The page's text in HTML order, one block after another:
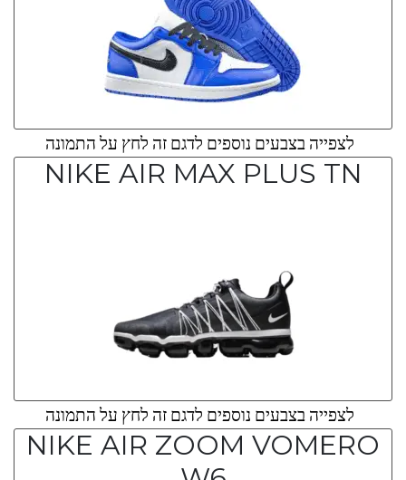
לצפייה בצבעים נוספים לדגם זה לחץ על התמונה
NIKE AIR MAX PLUS TN
לצפייה בצבעים נוספים לדגם זה לחץ על התמונה
NIKE AIR ZOOM VOMERO